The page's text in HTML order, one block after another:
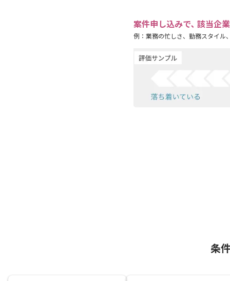
案件申し込みで､ 該当企
例：業務の忙しさ、勤務スタイル
条